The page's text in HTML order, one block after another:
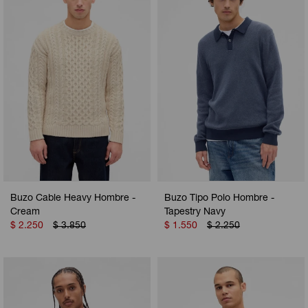
Buzo Cable Heavy Hombre -
Cream
$ 2.250 $ 3.850
Buzo Tipo Polo Hombre -
Tapestry Navy
$ 1.550 $ 2.250